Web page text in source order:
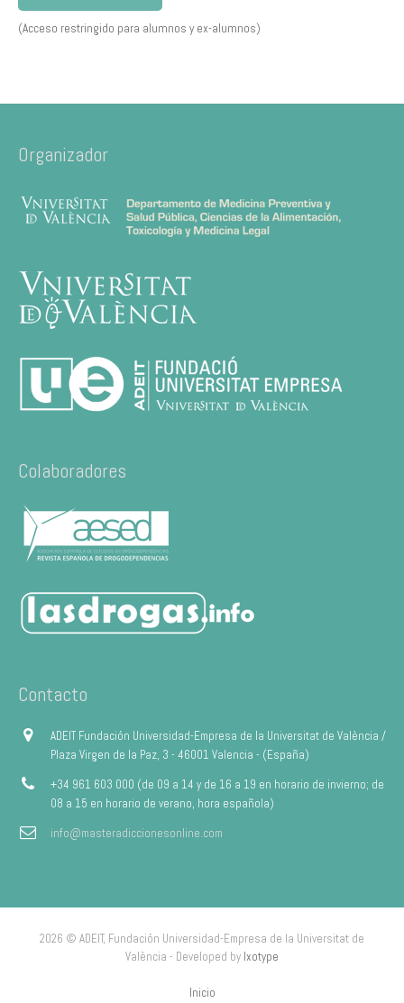
(Acceso restringido para alumnos y ex-alumnos)
Organizador
Colaboradores
Contacto
ADEIT Fundación Universidad-Empresa de la Universitat de València /
Plaza Virgen de la Paz, 3 - 46001 Valencia - (España)
+34 961 603 000 (de 09 a 14 y de 16 a 19 en horario de invierno; de
08 a 15 en horario de verano, hora española)
info@masteradiccionesonline.com
2026 © ADEIT, Fundación Universidad-Empresa de la Universitat de
València - Developed by Ixotype
Inicio